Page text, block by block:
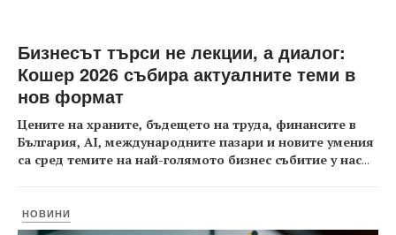
Бизнесът търси не лекции, а диалог:
Кошер 2026 събира актуалните теми в
нов формат
Цените на храните, бъдещето на труда, финансите в
България, AI, международните пазари и новите умения
са сред темите на най-голямото бизнес събитие у нас...
НОВИНИ